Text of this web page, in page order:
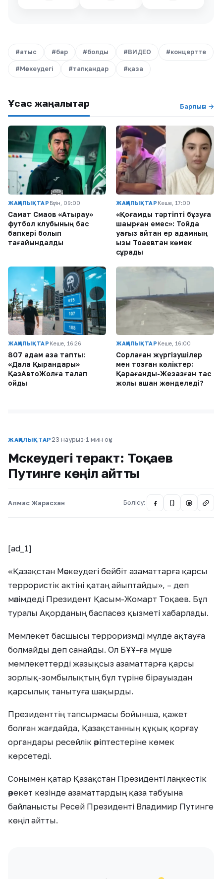
#атыс #бар #болды #ВИДЕО #концертте
#Мәскеудегі #тапқандар #қаза
Ұқсас жаңалықтар Барлығы →
ЖАҢАЛЫҚТАР Бүгін, 09:00
Самат Смақов «Атырау»
футбол клубының бас
бапкері болып
тағайындалды
ЖАҢАЛЫҚТАР Кеше, 17:00
«Қоғамдық тәртіпті бұзуға
шақырған емес»: Тойда
уағыз айтқан ер адамның
қызы Тоқаевтан көмек
сұрады
ЖАҢАЛЫҚТАР Кеше, 16:26
807 адам қаза тапты:
«Дала Қырандары»
ҚазАвтоЖолға талап
қойды
ЖАҢАЛЫҚТАР Кеше, 16:00
Сорлаған жүргізушілер
мен тозған көліктер:
Қарағанды-Жезқазған тас
жолы қашан жөнделеді?
ЖАҢАЛЫҚТАР 23 наурыз·1 мин оқу
Мәскеудегі теракт: Тоқаев
Путинге көңіл айтты
Алмас Жарасхан Бөлісу: @
[ad_1]
«Қазақстан Мәскеудегі бейбіт азаматтарға қарсы
террористік актіні қатаң айыптайды», – деп
мәлімдеді Президент Қасым-Жомарт Тоқаев. Бұл
туралы Ақорданың баспасөз қызметі хабарлады.
Мемлекет басшысы терроризмді мүлде ақтауға
болмайды деп санайды. Ол БҰҰ-ға мүше
мемлекеттерді жазықсыз азаматтарға қарсы
зорлық-зомбылықтың бұл түріне бірауыздан
қарсылық танытуға шақырды.
Президенттің тапсырмасы бойынша, қажет
болған жағдайда, Қазақстанның құқық қорғау
органдары ресейлік әріптестеріне көмек
көрсетеді.
Сонымен қатар Қазақстан Президенті лаңкестік
әрекет кезінде азаматтардың қаза табуына
байланысты Ресей Президенті Владимир Путинге
көңіл айтты.